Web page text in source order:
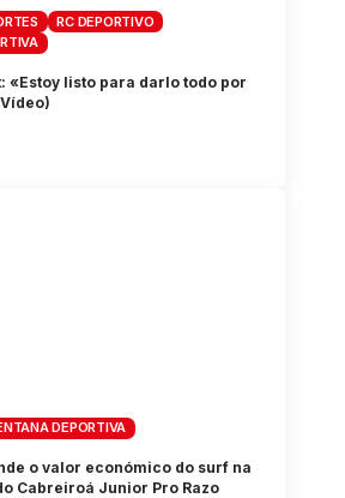
RC DEPORTIVO
«Estoy listo para darlo todo por
DEPORTIVA
o valor económico do surf na
Cabreiroá Junior Pro Razo